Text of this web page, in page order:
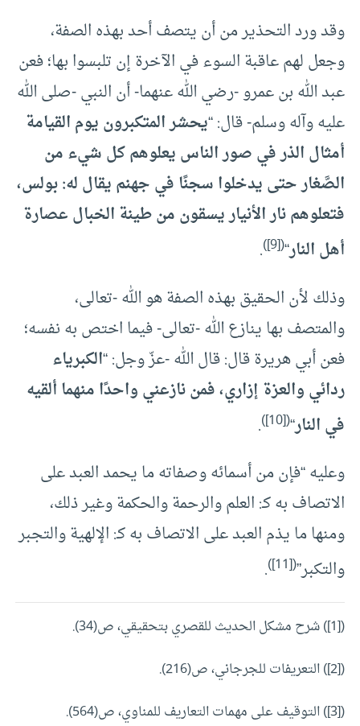
وقد ورد التحذير من أن يتصف أحد بهذه الصفة،
وجعل لهم عاقبة السوء في الآخرة إن تلبسوا بها؛ فعن
عبد الله بن عمرو -رضي الله عنهما- أن النبي -صلى الله
عليه وآله وسلم- قال: “يحشر المتكبرون يوم القيامة
أمثال الذر في صور الناس يعلوهم كل شيء من
الصَّغار حتى يدخلوا سجنًا في جهنم يقال له: بولس،
فتعلوهم نار الأنيار يسقون من طينة الخبال عصارة
أهل النار“
(
[9]
)
.
وذلك لأن الحقيق بهذه الصفة هو الله -تعالى،
والمتصف بها ينازع الله -تعالى- فيما اختص به نفسه؛
فعن أبي هريرة قال: قال الله -عزّ وجل: “الكبرياء
ردائي والعزة إزاري، فمن نازعني واحدًا منهما ألقيه
في النار“
(
[10]
)
.
وعليه “فإن من أسمائه وصفاته ما يحمد العبد على
الاتصاف به كـ: العلم والرحمة والحكمة وغير ذلك،
ومنها ما يذم العبد على الاتصاف به كـ: الإلهية والتجبر
والتكبر”(
[11]
)
.
([1]) شرح مشكل الحديث للقصري بتحقيقي، ص(34).
([2]) التعريفات للجرجاني، ص(216).
([3]) التوقيف على مهمات التعاريف للمناوي، ص(564).